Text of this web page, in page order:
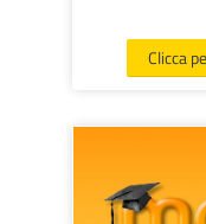
Clicca